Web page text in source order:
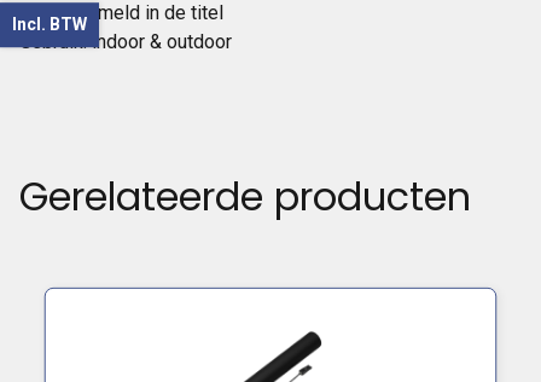
Kleur: vermeld in de titel
Gebruik: indoor & outdoor
Gerelateerde producten
Incl. BTW